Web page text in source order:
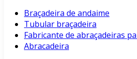
Braçadeira de andaime
Tubular braçadeira
Fabricante de abraçadeiras
Abracadeira